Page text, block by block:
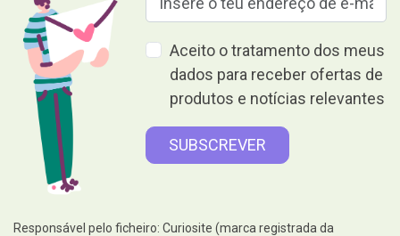
Aceito o tratamento dos meus
dados para receber ofertas de
produtos e notícias relevantes
Responsável pelo ficheiro: Curiosite (marca registrada da